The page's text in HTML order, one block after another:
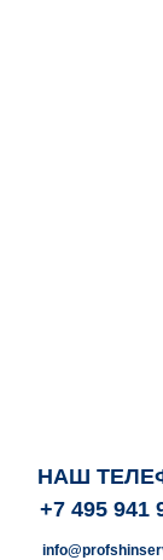
НАШ
+7 495 941